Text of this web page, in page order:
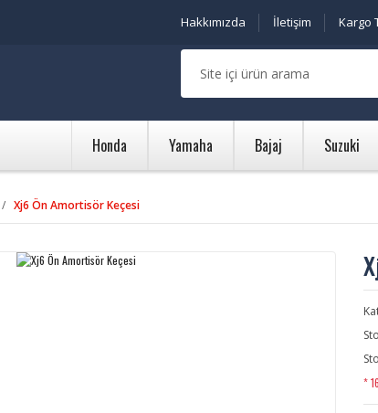
Hakkımızda İletişim Kargo
Honda Yamaha Bajaj Suzuki
Xj6 Ön Amortisör Keçesi
*